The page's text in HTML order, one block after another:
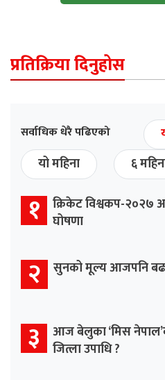
प्रतिक्रिया दिनुहोस
सर्वाधिक धेरै पढिएको
यो महिना
६
१ क्रिकेट विश्वकप-
घोषणा
२ सुनको मूल्य आजपनि
३ आज बेलुका ‘मिस
जित्ला उपाधि ?